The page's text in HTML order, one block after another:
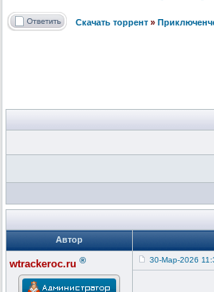
Скачать торрент »
Автор
wtrackeroc.ru ® 30-Мар-2026